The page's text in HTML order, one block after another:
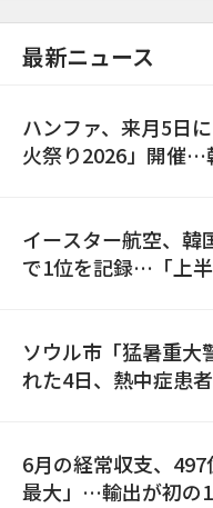
最新ニュース
ハンファ、来月5日
火祭り2026」開催…
イースター航空、韓
で1位を記録…「上半
ソウル市「猛暑重大
れた4日、熱中症患
6月の経常収支、
最大」…輸出が初の